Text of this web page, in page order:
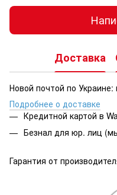
Доставка
Новой почтой по
Подробнее о доставке
Кредитной картой в
Безнал для юр. лиц
Гарантия от